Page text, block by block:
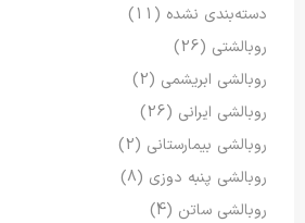
دسته‌بندی نشده (11)
روبالشتی (26)
روبالشی ابریشمی (2)
روبالشی ایرانی (26)
روبالشی بیمارستانی (2)
روبالشی پنبه دوزی (8)
روبالشی ساتن (4)